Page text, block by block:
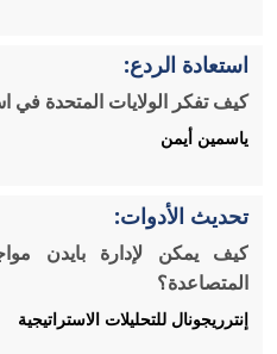
استعادة الردع:
كيف تفكر الولايات المتحدة في
ياسمين أيمن
تحديث الأدوات:
كيف يمكن لإدارة بايدن
المتصاعدة؟
إنترريجونال للتحليلات الاستراتيجية